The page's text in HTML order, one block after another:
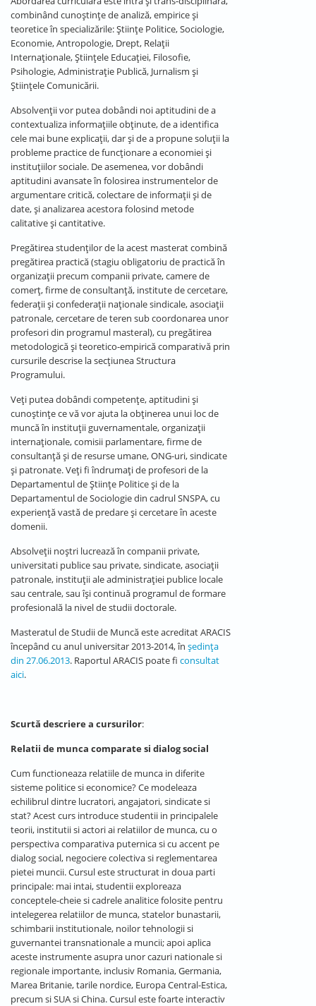
combinând cunoștințe de analiză, empirice și
teoretice în specializările: Științe Politice, Sociologie,
Economie, Antropologie, Drept, Relații
Internaționale, Științele Educației, Filosofie,
Psihologie, Administrație Publică, Jurnalism și
Științele Comunicării.
Absolvenții vor putea dobândi noi aptitudini de a
contextualiza informațiile obținute, de a identifica
cele mai bune explicații, dar și de a propune soluții la
probleme practice de funcționare a economiei și
instituțiilor sociale. De asemenea, vor dobândi
aptitudini avansate în folosirea instrumentelor de
argumentare critică, colectare de informații și de
date, și analizarea acestora folosind metode
calitative și cantitative.
Pregătirea studenților de la acest masterat combină
pregătirea practică (stagiu obligatoriu de practică în
organizații precum companii private, camere de
comerț, firme de consultanță, institute de cercetare,
federații și confederații naționale sindicale, asociații
patronale, cercetare de teren sub coordonarea unor
profesori din programul masteral), cu pregătirea
metodologică și teoretico-empirică comparativă prin
cursurile descrise la secțiunea Structura
Programului.
Veți putea dobândi competențe, aptitudini și
cunoștințe ce vă vor ajuta la obținerea unui loc de
muncă în instituții guvernamentale, organizații
internaționale, comisii parlamentare, firme de
consultanță și de resurse umane, ONG-uri, sindicate
și patronate. Veți fi îndrumați de profesori de la
Departamentul de Științe Politice și de la
Departamentul de Sociologie din cadrul SNSPA, cu
experiență vastă de predare și cercetare în aceste
domenii.
Absolveții noștri lucrează în companii private,
universitati publice sau private, sindicate, asociații
patronale, instituții ale administrației publice locale
sau centrale, sau își continuă programul de formare
profesională la nivel de studii doctorale.
Masteratul de Studii de Muncă este acreditat ARACIS
începând cu anul universitar 2013-2014, în ședința
din 27.06.2013. Raportul ARACIS poate fi consultat
aici.
Scurtă descriere a cursurilor:
Relatii de munca comparate si dialog social
Cum functioneaza relatiile de munca in diferite
sisteme politice si economice? Ce modeleaza
echilibrul dintre lucratori, angajatori, sindicate si
stat? Acest curs introduce studentii in principalele
teorii, institutii si actori ai relatiilor de munca, cu o
perspectiva comparativa puternica si cu accent pe
dialog social, negociere colectiva si reglementarea
pietei muncii. Cursul este structurat in doua parti
principale: mai intai, studentii exploreaza
conceptele-cheie si cadrele analitice folosite pentru
intelegerea relatiilor de munca, statelor bunastarii,
schimbarii institutionale, noilor tehnologii si
guvernantei transnationale a muncii; apoi aplica
aceste instrumente asupra unor cazuri nationale si
regionale importante, inclusiv Romania, Germania,
Marea Britanie, tarile nordice, Europa Central-Estica,
precum si SUA si China. Cursul este foarte interactiv